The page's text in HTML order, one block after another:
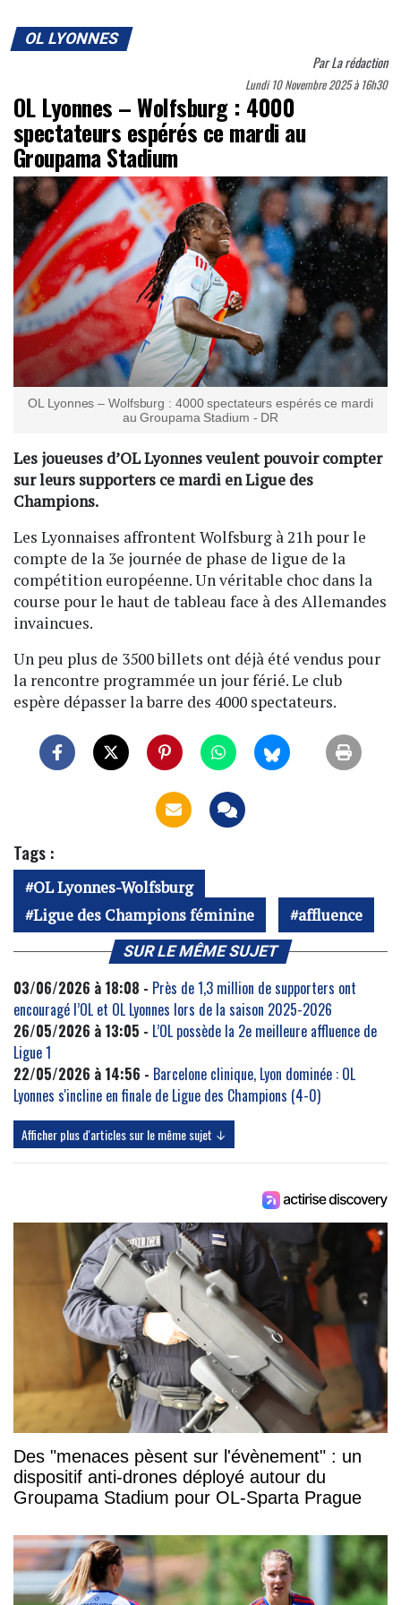
OL LYONNES
ParLa rédaction
Lundi 10 Novembre 2025 à 16h30
OL Lyonnes – Wolfsburg : 4000
spectateurs espérés ce mardi au
Groupama Stadium
OL Lyonnes – Wolfsburg : 4000 spectateurs espérés ce mardi
au Groupama Stadium - DR
Les joueuses d’OL Lyonnes veulent pouvoir compter
sur leurs supporters ce mardi en Ligue des
Champions.
Les Lyonnaises affrontent Wolfsburg à 21h pour le
compte de la 3e journée de phase de ligue de la
compétition européenne. Un véritable choc dans la
course pour le haut de tableau face à des Allemandes
invaincues.
Un peu plus de 3500 billets ont déjà été vendus pour
la rencontre programmée un jour férié. Le club
espère dépasser la barre des 4000 spectateurs.
Tags :
OL Lyonnes-Wolfsburg
Ligue des Champions féminine
affluence
SUR LE MÊME SUJET
03/06/2026 à 18:08 - Près de 1,3 million de supporters ont
encouragé l’OL et OL Lyonnes lors de la saison 2025-2026
26/05/2026 à 13:05 - L’OL possède la 2e meilleure affluence de
Ligue 1
22/05/2026 à 14:56 - Barcelone clinique, Lyon dominée : OL
Lyonnes s'incline en finale de Ligue des Champions (4-0)
Afficher plus d'articles sur le même sujet ↓
Des "menaces pèsent sur l'évènement" : un
dispositif anti-drones déployé autour du
Groupama Stadium pour OL-Sparta Prague